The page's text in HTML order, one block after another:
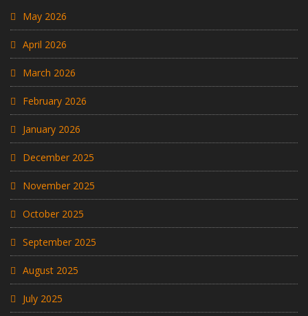
May 2026
April 2026
March 2026
February 2026
January 2026
December 2025
November 2025
October 2025
September 2025
August 2025
July 2025